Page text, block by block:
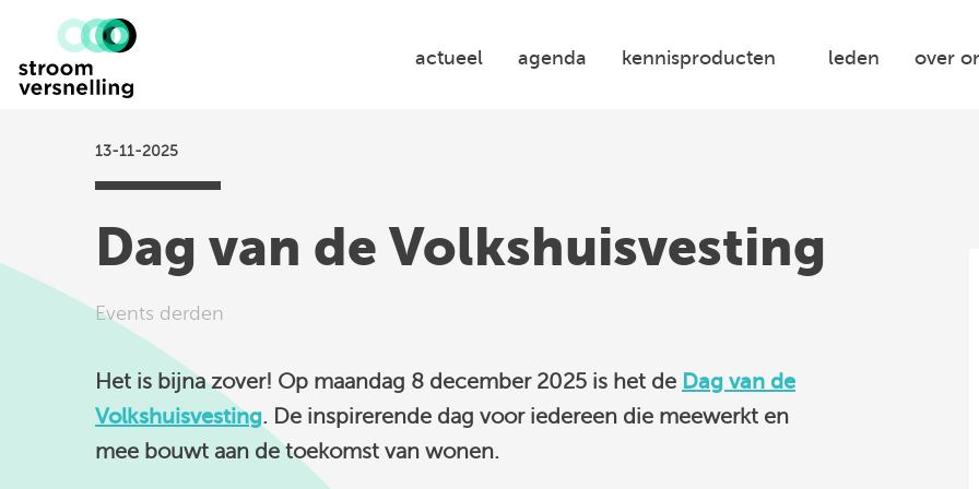
Stroomversnelling
actueel agenda kennisproducten leden over
13-11-2025
Dag van de Volkshuisvesting
Events derden
Het is bijna zover! Op maandag 8 december 2025 is het de Dag van de
Volkshuisvesting. De inspirerende dag voor iedereen die meewerkt en
mee bouwt aan de toekomst van wonen.